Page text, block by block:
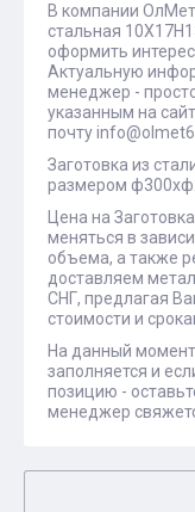
В компании
стальная
оформить
Актуальную
менеджер -
указанным на
почту
Заготовка из
размером
Цена на
меняться в
объема, а также
доставляем
СНГ, предлагая
стоимости и
На данный
заполняется и
позицию -
менеджер